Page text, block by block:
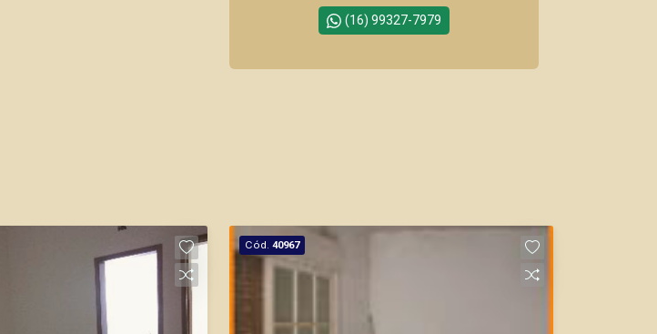
(16) 99327-7979
Murilo Bazilio
Cód. 40967